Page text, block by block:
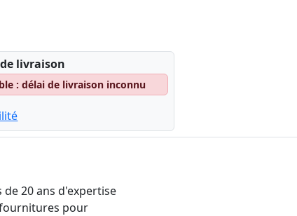
livraison
: délai de livraison inconnu
de 20 ans d'expertise
pour